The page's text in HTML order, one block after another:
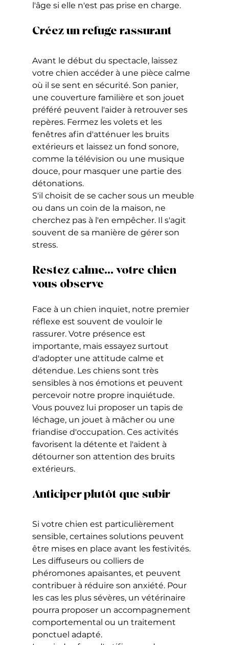
l'âge si elle n'est pas prise en charge.
Créez un refuge rassurant
Avant le début du spectacle, laissez
votre chien accéder à une pièce calme
où il se sent en sécurité. Son panier,
une couverture familière et son jouet
préféré peuvent l'aider à retrouver ses
repères. Fermez les volets et les
fenêtres afin d'atténuer les bruits
extérieurs et laissez un fond sonore,
comme la télévision ou une musique
douce, pour masquer une partie des
détonations.
S'il choisit de se cacher sous un meuble
ou dans un coin de la maison, ne
cherchez pas à l'en empêcher. Il s'agit
souvent de sa manière de gérer son
stress.
Restez calme… votre chien
vous observe
Face à un chien inquiet, notre premier
réflexe est souvent de vouloir le
rassurer. Votre présence est
importante, mais essayez surtout
d'adopter une attitude calme et
détendue. Les chiens sont très
sensibles à nos émotions et peuvent
percevoir notre propre inquiétude.
Vous pouvez lui proposer un tapis de
léchage, un jouet à mâcher ou une
friandise d'occupation. Ces activités
favorisent la détente et l'aident à
détourner son attention des bruits
extérieurs.
Anticiper plutôt que subir
Si votre chien est particulièrement
sensible, certaines solutions peuvent
être mises en place avant les festivités.
Les diffuseurs ou colliers de
phéromones apaisantes, et peuvent
contribuer à réduire son anxiété. Pour
les cas les plus sévères, un vétérinaire
pourra proposer un accompagnement
comportemental ou un traitement
ponctuel adapté.